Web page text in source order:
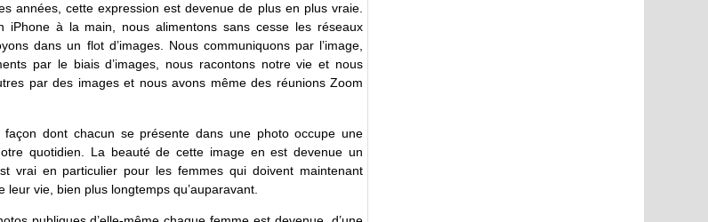
années, cette expression est devenue de plus en plus vraie.
iPhone à la main, nous alimentons sans cesse les réseaux
dans un flot d’images. Nous communiquons par l’image,
par le biais d’images, nous racontons notre vie et nous
par des images et nous avons même des réunions Zoom
façon dont chacun se présente dans une photo occupe une
quotidien. La beauté de cette image en est devenue un
vrai en particulier pour les femmes qui doivent maintenant
leur vie, bien plus longtemps qu’auparavant.